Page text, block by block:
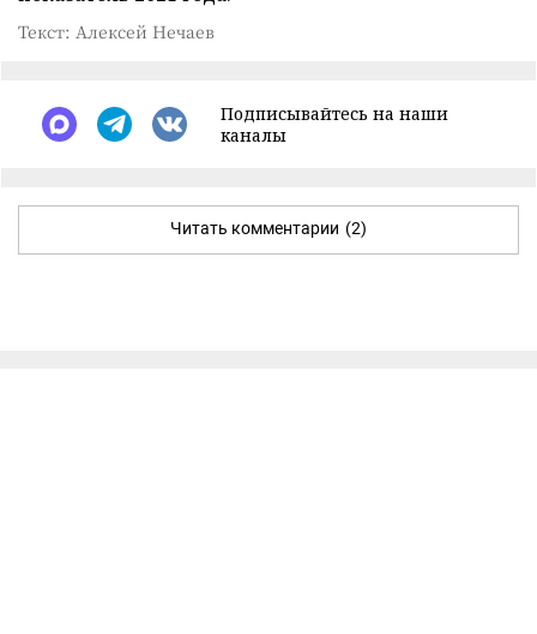
Текст: Алексей Нечаев
Подписывайтесь на наши
каналы
Читать комментарии (2)